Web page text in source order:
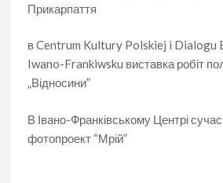
Прикарпаття
в Centrum Kultury Polskiej i Dialogu
Iwano-Frankiwsku виставка робіт
„Відносини”
В Івано-Франківському Центрі
фотопроект “Мрій”